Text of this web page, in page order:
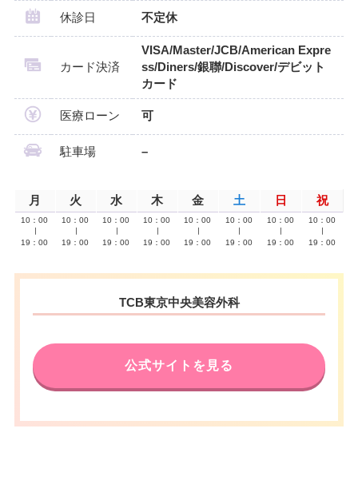
休診日 不定休
カード決済
VISA/Master/JCB/American Expre
ss/Diners/銀聯/Discover/デビット
カード
医療ローン 可
駐車場 –
月 火 水 木 金 土 日 祝
10：00
19：00
10：00
19：00
10：00
19：00
10：00
19：00
10：00
19：00
10：00
19：00
10：00
19：00
10：00
19：00
TCB東京中央美容外科
公式サイトを見る